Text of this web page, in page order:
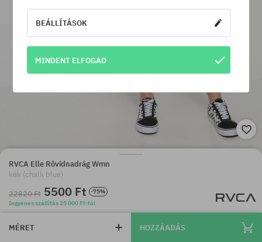
RVCA Elle Rövidnadrág Wmn
kék (chalk blue)
22820 Ft 5500 Ft
-75%
Ingyenes szállítás 25 000 Ft-tól
MÉRET HOZZÁADÁS
BEÁLLÍTÁSOK
MINDENT ELFOGAD